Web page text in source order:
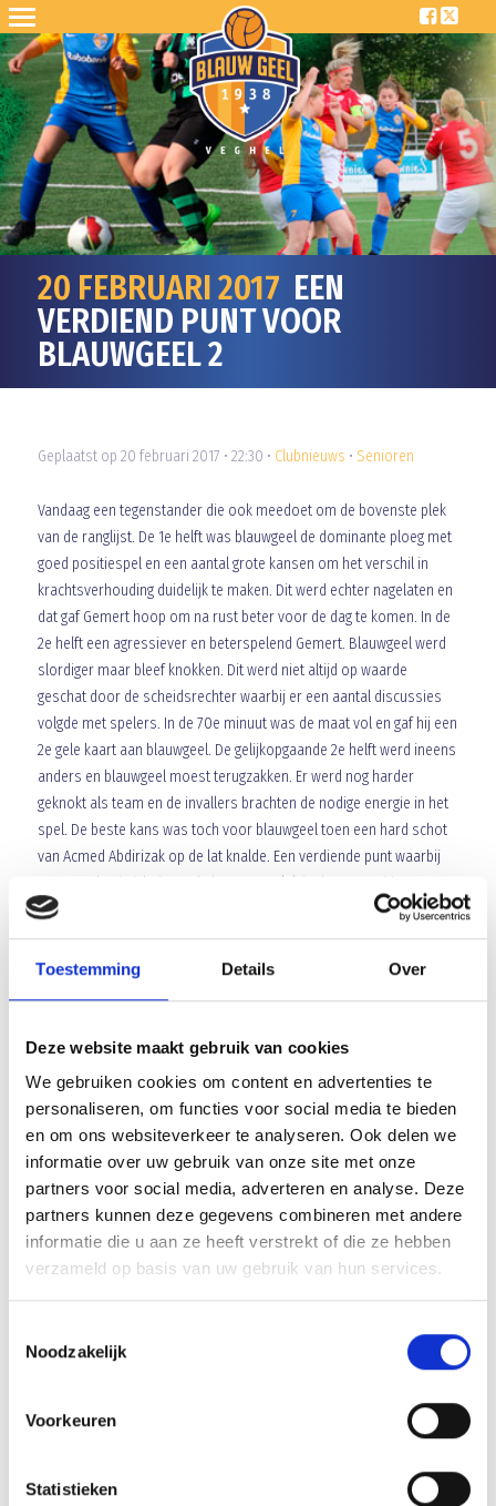
Toestemming Details Over
Deze website maakt gebruik van cookies
We gebruiken cookies om content en advertenties te
personaliseren, om functies voor social media te bieden
en om ons websiteverkeer te analyseren. Ook delen we
informatie over uw gebruik van onze site met onze
partners voor social media, adverteren en analyse. Deze
partners kunnen deze gegevens combineren met andere
informatie die u aan ze heeft verstrekt of die ze hebben
verzameld op basis van uw gebruik van hun services.
Noodzakelijk
Voorkeuren
Statistieken
20 FEBRUARI 2017 EEN
VERDIEND PUNT VOOR
BLAUWGEEL 2
Geplaatst op 20 februari 2017 • 22:30 • Clubnieuws • Senioren
Vandaag een tegenstander die ook meedoet om de bovenste plek
van de ranglijst. De 1e helft was blauwgeel de dominante ploeg met
goed positiespel en een aantal grote kansen om het verschil in
krachtsverhouding duidelijk te maken. Dit werd echter nagelaten en
dat gaf Gemert hoop om na rust beter voor de dag te komen. In de
2e helft een agressiever en beterspelend Gemert. Blauwgeel werd
slordiger maar bleef knokken. Dit werd niet altijd op waarde
geschat door de scheidsrechter waarbij er een aantal discussies
volgde met spelers. In de 70e minuut was de maat vol en gaf hij een
2e gele kaart aan blauwgeel. De gelijkopgaande 2e helft werd ineens
anders en blauwgeel moest terugzakken. Er werd nog harder
geknokt als team en de invallers brachten de nodige energie in het
spel. De beste kans was toch voor blauwgeel toen een hard schot
van Acmed Abdirizak op de lat knalde. Een verdiende punt waarbij
nog steeds uitzicht is op de bovenste plek in de competitie.
Youssef Laaroussi
Array
TwitterFacebook WhatsApp
Blauw Geel ’38/JUMBO behoudt gehele selectie!
Nieuws van de Club van 101+
AANMELDEN LID
RECENT NIEUWS